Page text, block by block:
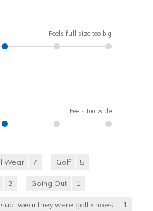
Feels full size too big
Feels too wide
Wear 7 Golf 5
2 Going Out 1
wear they were golf shoes 1